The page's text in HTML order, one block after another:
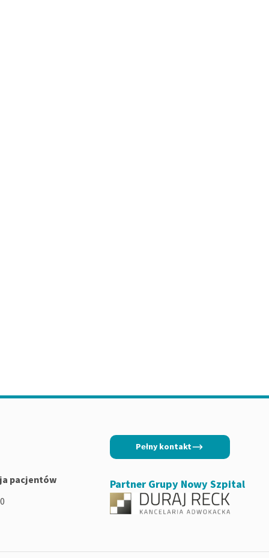
pacjentów
Pełny kontakt
Partner Grupy Nowy Szpital